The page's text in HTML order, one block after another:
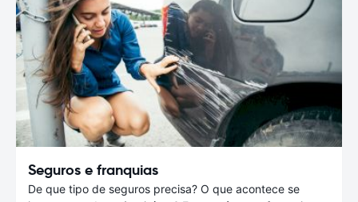
Seguros e franquias
De que tipo de seguros precisa? O que acontece se